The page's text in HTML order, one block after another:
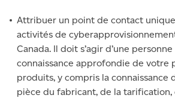
Attribuer un point de contact
activités de
Canada. Il doit s’agir d’une
connaissance approfondie de votre
produits, y compris la connaissance
pièce du fabricant, de la